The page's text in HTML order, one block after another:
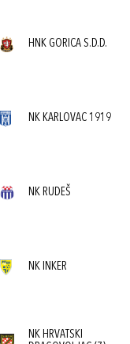
HNK GORICA S.D.D.
NK KARLOVAC 1919
NK RUDEŠ
NK INKER
NK HRVATSKI